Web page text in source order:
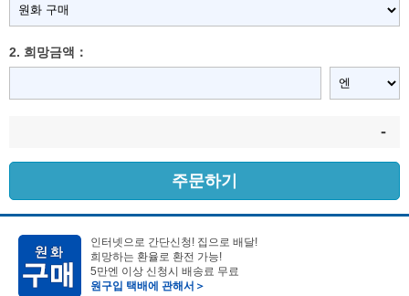
2. 희망금액：
-
주문하기
인터넷으로 간단신청! 집으로 배달!
희망하는 환율로 환전 가능!
5만엔 이상 신청시 배송료 무료
원구입 택배에 관해서＞